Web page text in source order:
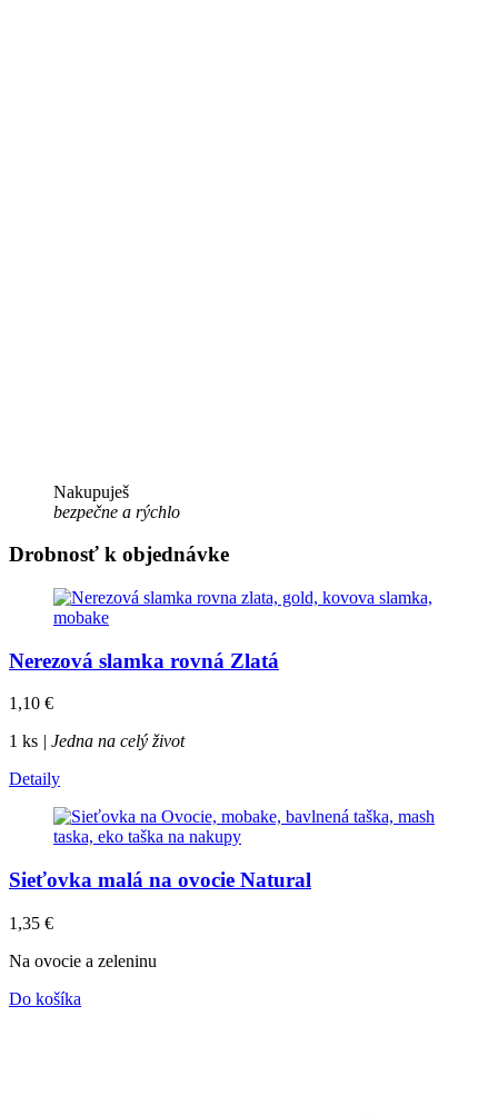
Nakupuješ
bezpečne a rýchlo
Drobnosť k objednávke
Nerezová slamka rovná Zlatá
1,10 €
1 ks | Jedna na celý život
Detaily
Sieťovka malá na ovocie Natural
1,35 €
Na ovocie a zeleninu
Do košíka